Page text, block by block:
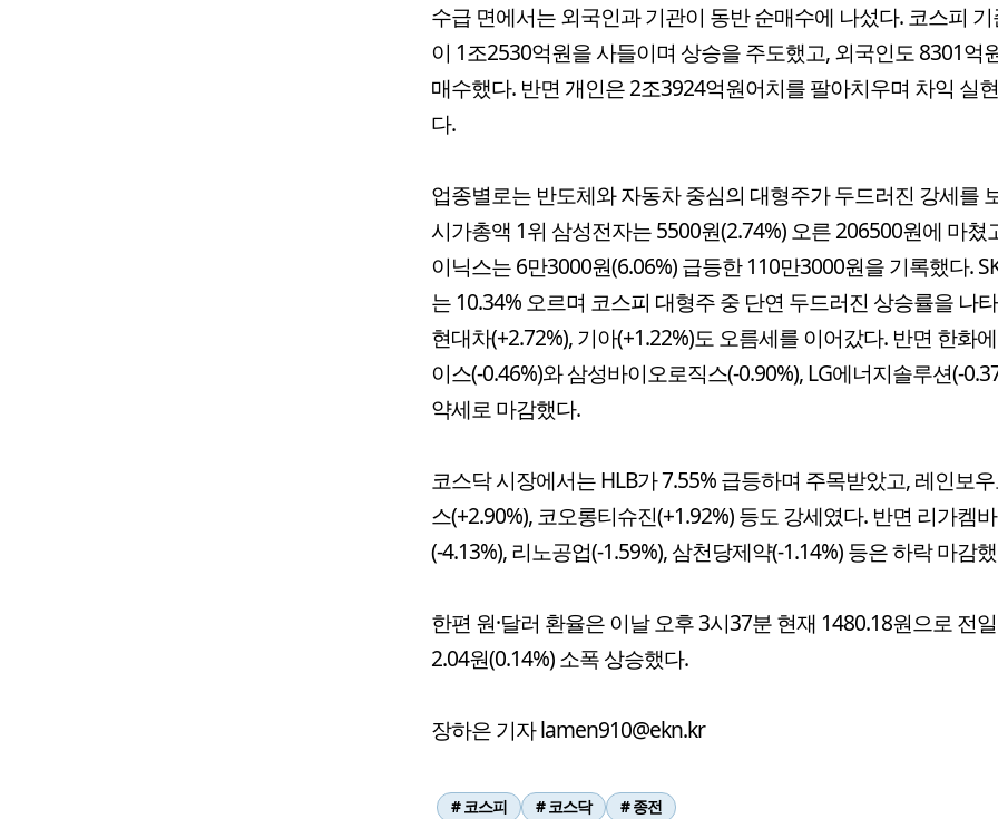
수급 면에서는 외국인과 기관이 동반 순매수에 나섰다. 코스피
이 1조2530억원을 사들이며 상승을 주도했고, 외국인도 8301억
매수했다. 반면 개인은 2조3924억원어치를 팔아치우며 차익 실
다.
업종별로는 반도체와 자동차 중심의 대형주가 두드러진 강세를
시가총액 1위 삼성전자는 5500원(2.74%) 오른 206500원에 마쳤
이닉스는 6만3000원(6.06%) 급등한 110만3000원을 기록했다.
는 10.34% 오르며 코스피 대형주 중 단연 두드러진 상승률을 나
현대차(+2.72%), 기아(+1.22%)도 오름세를 이어갔다. 반면 한화
이스(-0.46%)와 삼성바이오로직스(-0.90%), LG에너지솔루션(-
약세로 마감했다.
코스닥 시장에서는 HLB가 7.55% 급등하며 주목받았고, 레인보
스(+2.90%), 코오롱티슈진(+1.92%) 등도 강세였다. 반면 리가켐
(-4.13%), 리노공업(-1.59%), 삼천당제약(-1.14%) 등은 하락 마감
한편 원·달러 환율은 이날 오후 3시37분 현재 1480.18원으로 전
2.04원(0.14%) 소폭 상승했다.
장하은 기자 lamen910@ekn.kr
# 코스피 # 코스닥 # 종전